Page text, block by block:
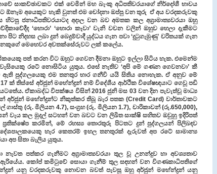
සාකච්ඡාවකට එක් වෙමින් මහ බැංකු අධිපතිවරයාගේ නිර්දෝශී භාවය
ඕනෑම අයෙකුට හැකි වුනත් එම චෝදනා ඔප්පු වන තුරු ඒ අය වරදකරුවකු
ජනාධිපතිවරයාටද අදාල වන බව අමතක කල අග්‍රාමාත්‍යවරයා ඔහු
‘හොරා’ ‘හොරා කෑවා’ වැනි වචන වලින් ඔහුව හෙලා දැකීමට
නිදහස ලබා දුන් බෙදුම්වාදී යුද්ධය ගැන පවා ‘දුටුගැමුණු’ චරිතයක් ගැන
මෙහෙවර අවතක්සේරුවට ලක් කලේය.
පත් කරන විට ඔහුට ගෙවන දීමනා ඔහුට ඉල්ලා සිටිය හැක. එමෙන්ම
රටේ නොසිටිය යුතුය. එසේ නැතිව ‘අපි මේ ගණන ගෙවනවා’ කී
පුද්ගලයෙකු එම තනතුර භාර ගනීවි යයි සිතිය නොහැක. ඒ අනුව මේ
17 ක් තිස්සේ අර්ජුන් මහේන්ද්‍රන් නම් විදේශීය ආර්ථික විශේෂඥයාට ගෙවූ පඩි
ඒකාබද්ධ විපක්ෂය විසින් 2016 ජුනි මස 03 වන දින පැවැත්වූ මාධ්‍ය
අර්ජුන් මහේන්ද්‍රන්ට නිකුත්කර තිබූ බැර පතක (Credit Card) වාර්තාවකට
(රු. මිලියන 4.7), සංග්‍රහ (රු. මිලියන 1.7), චාරිකාවන් (රු.650,000),
වැය කල මුදල් සටහන් වන බවට වන ලිඛිත සාක්ෂි සහිතව ඔවුහු ඉදිරිපත්
කරමින්, මේ රහස්‍ය තොරතුරු පිටතට දුන් පුද්ගලයන් පිලිබඳව
හැර කෙතරම් ඉහල තනතුරක් දැරුවත් අප රටේ සාමාන්‍ය
අප සිතා බැලිය යුතුය.
පත්කර ගැනීමට අග්‍රාමාත්‍යවරයා තුල වූ උනන්දුව හා අවශ්‍යතාව
කෝප් කමිටුවේ සොයා ගැනීම් තුල සඳහන් වන විගණකාධිපතිගේ
යනු වරදකරුවකු නොවන බවත් පැවසූ ඔහු අර්ජුන් මහේන්ද්‍රන් යනු